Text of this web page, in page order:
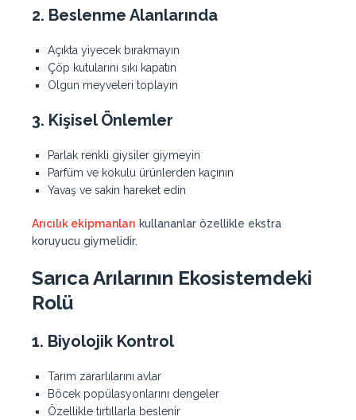
2. Beslenme Alanlarında
Açıkta yiyecek bırakmayın
Çöp kutularını sıkı kapatın
Olgun meyveleri toplayın
3. Kişisel Önlemler
Parlak renkli giysiler giymeyin
Parfüm ve kokulu ürünlerden kaçının
Yavaş ve sakin hareket edin
Arıcılık ekipmanları kullananlar özellikle ekstra
koruyucu giymelidir.
Sarıca Arılarının Ekosistemdeki
Rolü
1. Biyolojik Kontrol
Tarım zararlılarını avlar
Böcek popülasyonlarını dengeler
Özellikle tırtıllarla beslenir